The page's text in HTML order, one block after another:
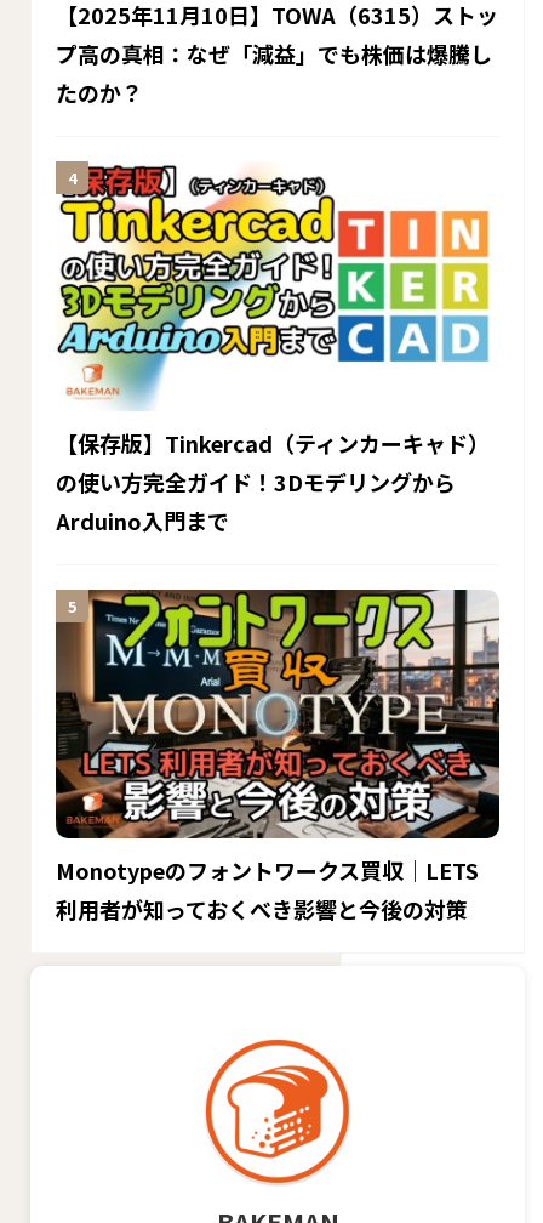
【2025年11月10日】TOWA（6315）ストッ
プ高の真相：なぜ「減益」でも株価は爆騰し
たのか？
【保存版】Tinkercad（ティンカーキャド）
の使い方完全ガイド！3Dモデリングから
Arduino入門まで
Monotypeのフォントワークス買収｜LETS
利用者が知っておくべき影響と今後の対策